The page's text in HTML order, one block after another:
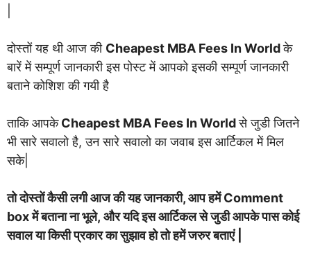
दोस्तों यह थी आज की Cheapest MBA Fees In Worldके
बारें में सम्पूर्ण जानकारी इस पोस्ट में आपको इसकी सम्पूर्ण जानकारी
बताने कोशिश की गयी है
ताकि आपकेCheapest MBA Fees In Worldसे जुडी जितने
भी सारे सवालो है, उन सारे सवालो का जवाब इस आर्टिकल में मिल
सके|
तो दोस्तों कैसी लगी आज की यह जानकारी, आप हमें Comment
box में बताना ना भूले, और यदि इस आर्टिकल से जुडी आपके पास कोई
सवाल या किसी प्रकार का सुझाव हो तो हमें जरुर बताएं |